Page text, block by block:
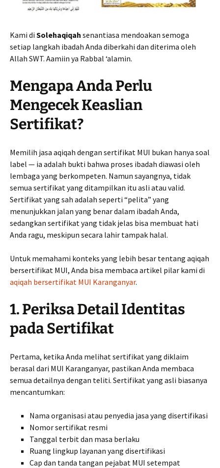
Kami di Solehaqiqah senantiasa mendoakan semoga
setiap langkah ibadah Anda diberkahi dan diterima oleh
Allah SWT. Aamiin ya Rabbal ‘alamin.
Mengapa Anda Perlu
Mengecek Keaslian
Sertifikat?
Memilih jasa aqiqah dengan sertifikat MUI bukan hanya soal
label — ia adalah bukti bahwa proses ibadah diawasi oleh
lembaga yang berkompeten. Namun sayangnya, tidak
semua sertifikat yang ditampilkan itu asli atau valid.
Sertifikat yang sah adalah seperti “pelita” yang
menunjukkan jalan yang benar dalam ibadah Anda,
sedangkan sertifikat yang tidak jelas bisa membuat hati
Anda ragu, meskipun secara lahir tampak halal.
Untuk memahami konteks yang lebih besar tentang aqiqah
bersertifikat MUI, Anda bisa membaca artikel pilar kami di
aqiqah bersertifikat MUI Karanganyar.
1. Periksa Detail Identitas
pada Sertifikat
Pertama, ketika Anda melihat sertifikat yang diklaim
berasal dari MUI Karanganyar, pastikan Anda membaca
semua detailnya dengan teliti. Sertifikat yang asli biasanya
mencantumkan:
Nama organisasi atau penyedia jasa yang disertifikasi
Nomor sertifikat resmi
Tanggal terbit dan masa berlaku
Ruang lingkup layanan yang disertifikasi
Cap dan tanda tangan pejabat MUI setempat